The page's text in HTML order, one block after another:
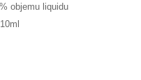
objemu liquidu